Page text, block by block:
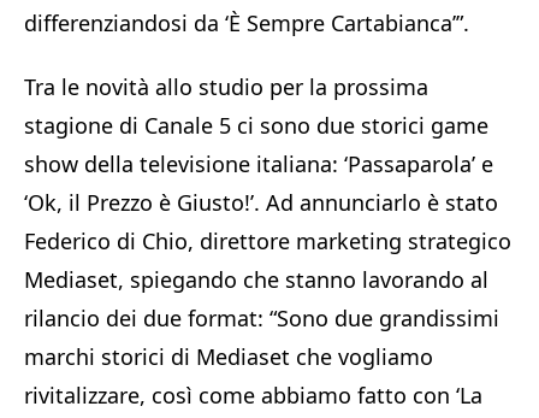
differenziandosi da ‘È Sempre Cartabianca’”.
Tra le novità allo studio per la prossima
stagione di Canale 5 ci sono due storici game
show della televisione italiana: ‘Passaparola’ e
‘Ok, il Prezzo è Giusto!’. Ad annunciarlo è stato
Federico di Chio, direttore marketing strategico
Mediaset, spiegando che stanno lavorando al
rilancio dei due format: “Sono due grandissimi
marchi storici di Mediaset che vogliamo
rivitalizzare, così come abbiamo fatto con ‘La